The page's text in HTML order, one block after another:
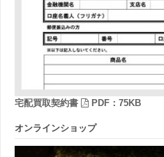
宅配買取契約書 PDF：75KB
オンラインショップ